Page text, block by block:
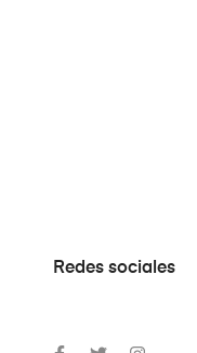
Redes sociales